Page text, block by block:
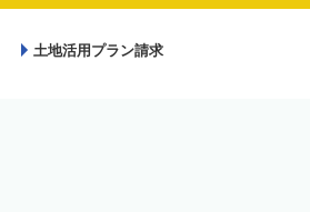
土地活用プラン請求